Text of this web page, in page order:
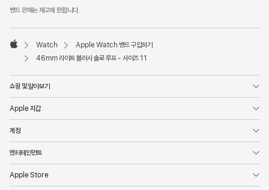
밴드 판매는 재고에 한합니다.
Apple
Watch
Apple Watch 밴드 구입하기
46mm 라이트 블러시 솔로 루프 - 사이즈 11
쇼핑 및 알아보기
Apple 지갑
계정
엔터테인먼트
Apple Store